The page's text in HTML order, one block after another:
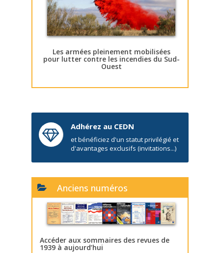
Les armées pleinement mobilisées
pour lutter contre les incendies du Sud-
Ouest
Adhérez au CEDN
et bénéficiez d'un statut privilégié et
d'avantages exclusifs (invitations...)
Anciens numéros
Accéder aux sommaires des revues de
1939 à aujourd’hui